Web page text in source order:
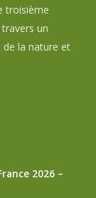
troisième
un
la nature et
2026 –